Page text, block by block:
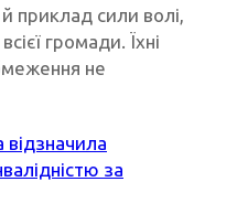
приклад сили волі,
громади. Їхні
не
відзначила
за